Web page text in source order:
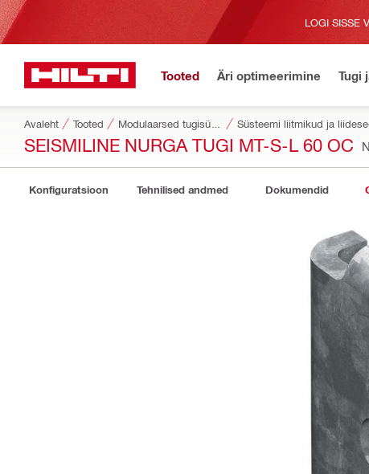
LOGI SISSE
Tooted Äri optimeerimine Tugi
Avaleht Tooted Süsteemi liitmikud ja
SEISMILINE NURGA TUGI MT-S-L 60 OC
Konfiguratsioon Tehnilised andmed Dokumendid